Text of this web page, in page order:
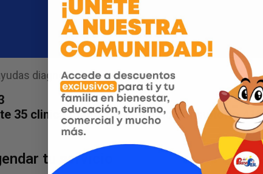
diagnosticas
35 clinica central del quindio consultorio 415
tu servicio